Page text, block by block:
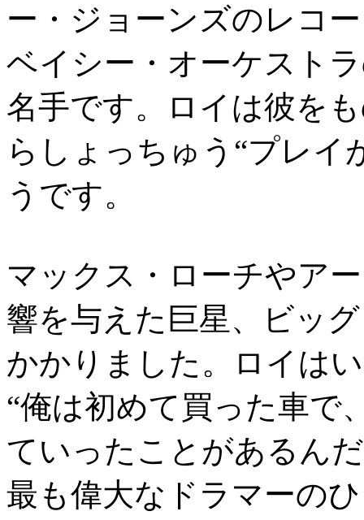
ー・ジョーンズのレコ
ベイシー・オーケスト
名手です。ロイは彼を
らしょっちゅう“プレイ
うです。
マックス・ローチやア
響を与えた巨星、ビッ
かかりました。ロイは
“俺は初めて買った車で
ていったことがあるん
最も偉大なドラマーの